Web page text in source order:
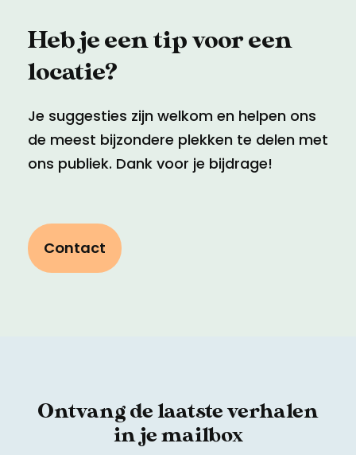
Heb je een tip voor een
locatie?
Je suggesties zijn welkom en helpen ons
de meest bijzondere plekken te delen met
ons publiek. Dank voor je bijdrage!
Contact
Ontvang de laatste verhalen
in je mailbox